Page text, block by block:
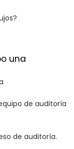
una
de auditoría
de auditoría.